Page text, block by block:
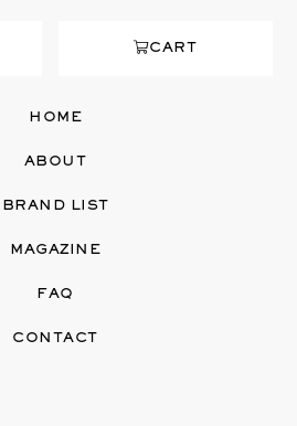
CART
HOME
ABOUT
BRAND LIST
MAGAZINE
FAQ
CONTACT